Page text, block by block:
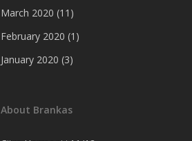
March 2020 (11)
February 2020 (1)
January 2020 (3)
About Brankas